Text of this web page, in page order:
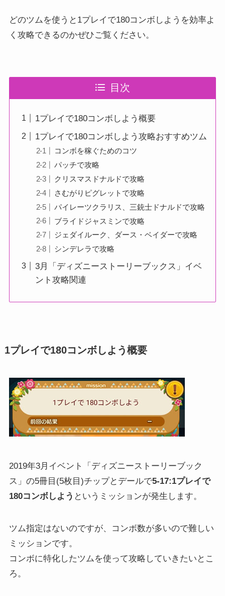
どのツムを使うと1プレイで180コンボしようを効率よ
く攻略できるのかぜひご覧ください。
目次
1プレイで180コンボしよう概要
1プレイで180コンボしよう攻略おすすめツム
コンボを稼ぐためのコツ
パッチで攻略
クリスマスドナルドで攻略
さむがりピグレットで攻略
パイレーツクラリス、三銃士ドナルドで攻略
ブライドジャスミンで攻略
ジェダイルーク、ダース・ベイダーで攻略
シンデレラで攻略
3月「ディズニーストーリーブックス」イベ
ント攻略関連
1プレイで180コンボしよう概要
2019年3月イベント「ディズニーストーリーブック
ス」の5冊目(5枚目)チップとデールで5-17:1プレイで
180コンボしよう というミッションが発生します。
ツム指定はないのですが、コンボ数が多いので難しい
ミッションです。
コンボに特化したツムを使って攻略していきたいとこ
ろ。